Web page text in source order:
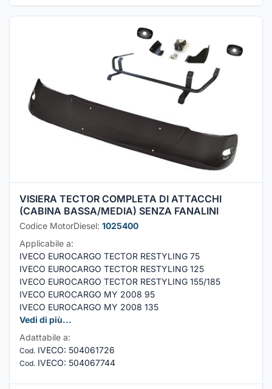
VISIERA TECTOR COMPLETA DI ATTACCHI
(CABINA BASSA/MEDIA) SENZA FANALINI
Codice MotorDiesel: 1025400
Applicabile a:
IVECO EUROCARGO TECTOR RESTYLING 75
IVECO EUROCARGO TECTOR RESTYLING 125
IVECO EUROCARGO TECTOR RESTYLING 155/185
IVECO EUROCARGO MY 2008 95
IVECO EUROCARGO MY 2008 135
Vedi di più...
Adattabile a:
Cod. IVECO: 504061726
Cod. IVECO: 504067744